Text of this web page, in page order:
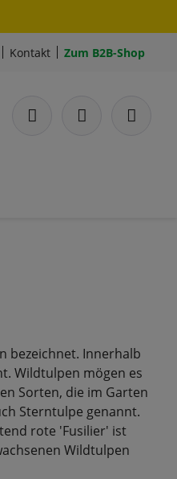
Kontakt Zum B2B-Shop
bezeichnet. Innerhalb
Wildtulpen mögen es
Sorten, die im Garten
Sterntulpe genannt.
rote 'Fusilier' ist
Wildtulpen